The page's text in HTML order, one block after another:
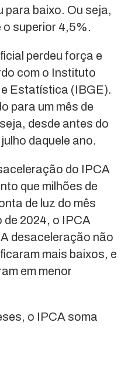
para baixo. Ou seja,
o superior 4,5%.
perdeu força e
com o Instituto
Estatística (IBGE).
para um mês de
desde antes do
daquele ano.
do IPCA
que milhões de
de luz do mês
de 2024, o IPCA
desaceleração não
mais baixos, e
em menor
o IPCA soma